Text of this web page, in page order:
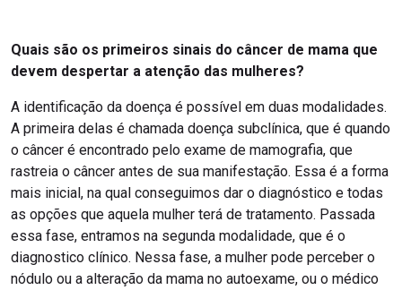
Quais são os primeiros sinais do câncer de mama que
devem despertar a atenção das mulheres?
A identificação da doença é possível em duas modalidades.
A primeira delas é chamada doença subclínica, que é quando
o câncer é encontrado pelo exame de mamografia, que
rastreia o câncer antes de sua manifestação. Essa é a forma
mais inicial, na qual conseguimos dar o diagnóstico e todas
as opções que aquela mulher terá de tratamento. Passada
essa fase, entramos na segunda modalidade, que é o
diagnostico clínico. Nessa fase, a mulher pode perceber o
nódulo ou a alteração da mama no autoexame, ou o médico